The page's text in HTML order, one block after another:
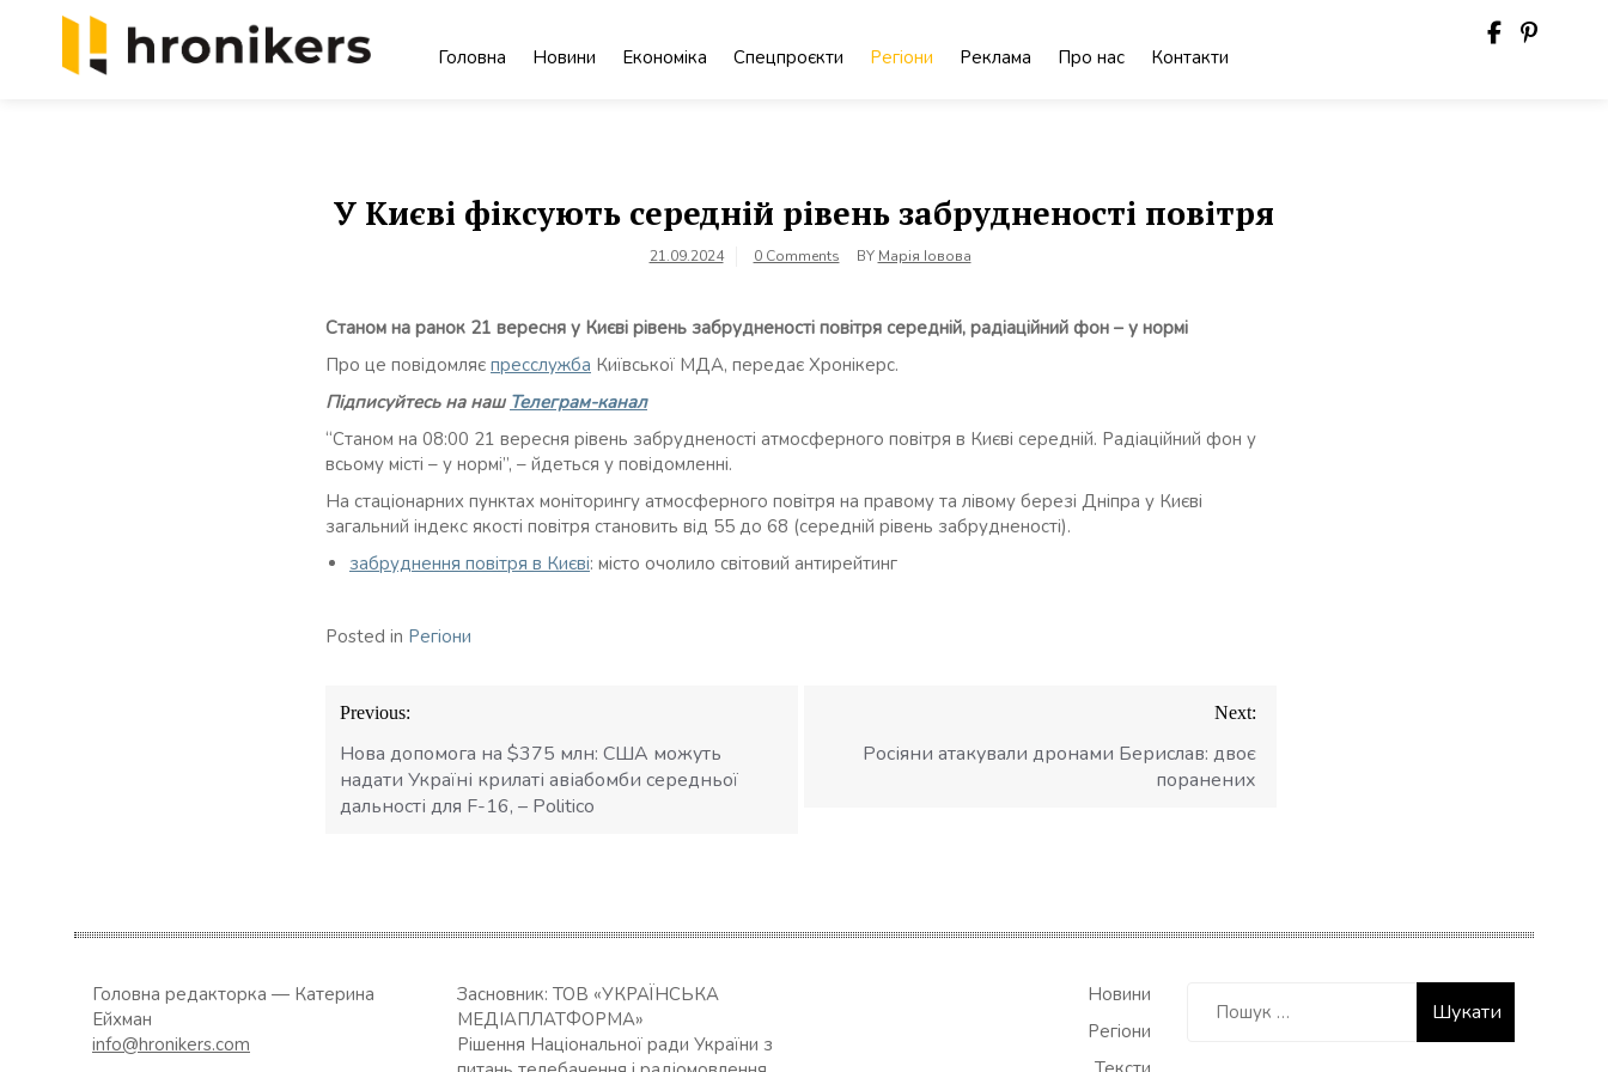
Головна Новини Економіка Спецпроєкти Регіони Реклама Про нас Контакти
У Києві фіксують середній рівень забрудненості повітря
21.09.2024 0 Comments BY Марія Іовова
Станом на ранок 21 вересня у Києві рівень забрудненості повітря середній, радіаційний фон – у нормі
Про це повідомляє пресслужба Київської МДА, передає Хронікерс.
Підписуйтесь на наш Телеграм-канал
“Станом на 08:00 21 вересня рівень забрудненості атмосферного повітря в Києві середній. Радіаційний фон у
всьому місті – у нормі”, – йдеться у повідомленні.
На стаціонарних пунктах моніторингу атмосферного повітря на правому та лівому березі Дніпра у Києві
загальний індекс якості повітря становить від 55 до 68 (середній рівень забрудненості).
забруднення повітря в Києві: місто очолило світовий антирейтинг
Posted in Регіони
Навігація
записів
Previous:
Нова допомога на $375 млн: США можуть
надати Україні крилаті авіабомби середньої
дальності для F-16, – Politico
Next:
Росіяни атакували дронами Берислав: двоє
поранених
Головна редакторка — Катерина
Ейхман
info@hronikers.com
Засновник: ТОВ «УКРАЇНСЬКА
МЕДІАПЛАТФОРМА»
Рішення Національної ради України з
Новини
Регіони